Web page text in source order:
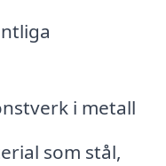
i metall
som stål,